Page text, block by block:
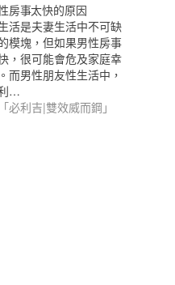
房事太快的原因
活是夫妻生活中不可缺
模塊，但如果男性房事
，很可能會危及家庭幸
而男性朋友性生活中，
…
必利吉|雙效威而鋼」